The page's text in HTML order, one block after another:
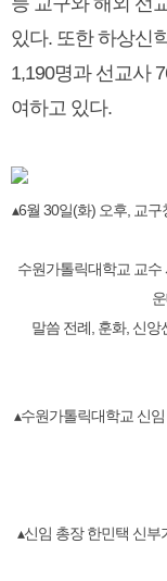
있다. 또한 하상신
1,190명과 선교사
여하고 있다.
▴6월 30일(화) 오후, 교
수원가톨릭대학교 교수
말씀 전례, 훈화, 신앙
▴수원가톨릭대학교 신
▴신임 총장 한민택 신부